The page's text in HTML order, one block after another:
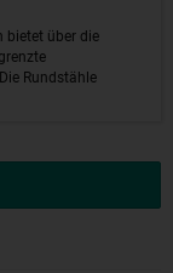
bietet über die
Rundstähle